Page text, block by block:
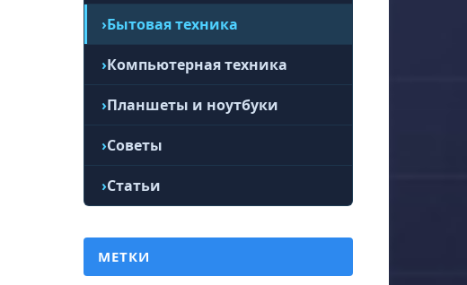
Бытовая техника
Компьютерная техника
Планшеты и ноутбуки
Советы
Статьи
МЕТКИ